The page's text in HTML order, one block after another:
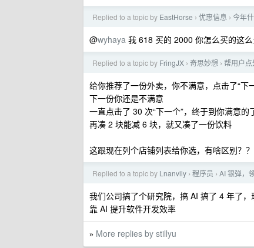
Replied to a topic by EastHorse › 优惠信息 › 今年
@wyhaya 我 618 买的 2000 你怎么买的这
Replied to a topic by FringJX › 奇思妙想 › 帮用户点
给你推荐了一份外卖，你不满意，点击了“下
下一份你还是不满意
一直点击了 30 次“下一个”，终于到你满意
再凑 2 块能减 6 块，就又凑了一份饮料
这跟现在列个店铺列表给你选，有啥区别？？
Replied to a topic by Lnanvily › 程序员 › AI 银弹，
我们公司搞了个研究院，搞 AI 搞了 4 年了
靠 AI 提升软件开发效率
» More replies by stillyu